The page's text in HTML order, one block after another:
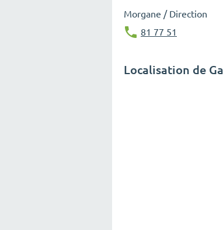
Morgane / Direction
81 77 51
Localisation de